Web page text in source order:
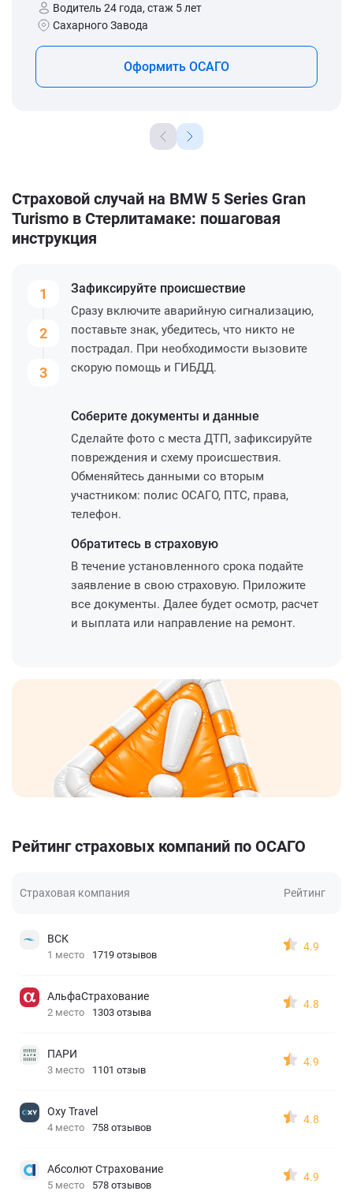
Водитель 24 года, стаж 5 лет
Сахарного Завода
Оформить ОСАГО
Страховой случай на BMW 5 Series Gran
Turismo в Стерлитамаке: пошаговая
инструкция
1
2
3
Зафиксируйте происшествие
Сразу включите аварийную сигнализацию,
поставьте знак, убедитесь, что никто не
пострадал. При необходимости вызовите
скорую помощь и ГИБДД.
Соберите документы и данные
Сделайте фото с места ДТП, зафиксируйте
повреждения и схему происшествия.
Обменяйтесь данными со вторым
участником: полис ОСАГО, ПТС, права,
телефон.
Обратитесь в страховую
В течение установленного срока подайте
заявление в свою страховую. Приложите
все документы. Далее будет осмотр, расчет
и выплата или направление на ремонт.
Рейтинг страховых компаний по ОСАГО
Страховая компания Рейтинг
ВСК
1 место 1719 отзывов
4.9
АльфаСтрахование
2 место 1303 отзыва
4.8
ПАРИ
3 место 1101 отзыв
4.9
Oxy Travel
4 место 758 отзывов
4.8
Абсолют Страхование
5 место 578 отзывов
4.9